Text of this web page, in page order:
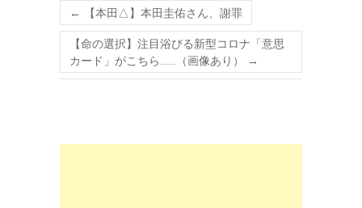
←
【本田△】本田圭佑さん、謝罪
【命の選択】注目浴びる新型コロナ「意思
カード」がこちら……（画像あり）
→